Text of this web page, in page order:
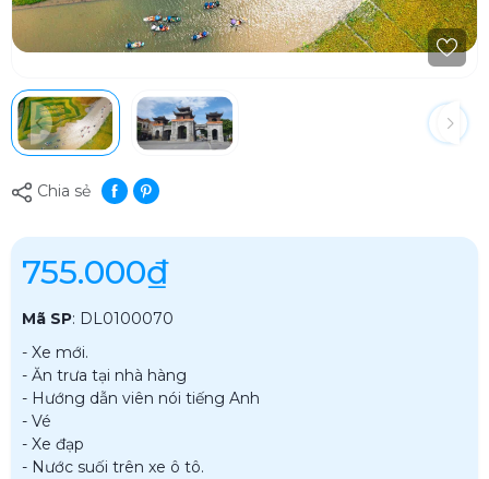
Chia sẻ
755.000₫
Mã SP: DL0100070
- Xe mới.
- Ăn trưa tại nhà hàng
- Hướng dẫn viên nói tiếng Anh
- Vé
- Xe đạp
- Nước suối trên xe ô tô.